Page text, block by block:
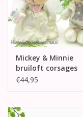
Mickey & Minnie
bruiloft corsages
€44,95